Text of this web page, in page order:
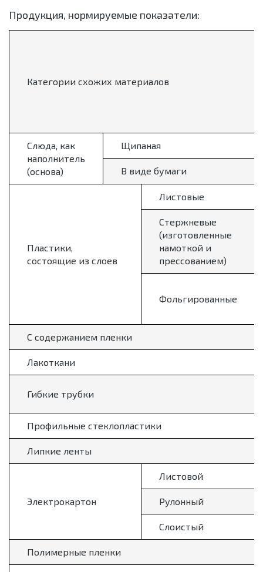
Продукция, нормируемые показатели:
Категории схожих материалов
Слюда, как
наполнитель
(основа)
Щипаная
В виде бумаги
Пластики,
состоящие из слоев
Листовые
Стержневые
(изготовленные
намоткой и
прессованием)
Фольгированные
С содержанием пленки
Лакоткани
Гибкие трубки
Профильные стеклопластики
Липкие ленты
Электрокартон
Листовой
Рулонный
Слоистый
Полимерные пленки